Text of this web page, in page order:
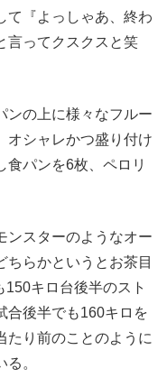
て『よっしゃあ、終わ
言ってクスクスと笑
の上に様々なフルー
オシャレかつ盛り付け
食パンを6枚、ペロリ
スターのようなオー
ちらかというとお茶目
キロ台後半のスト
合後半でも160キロを
たり前のことのように
。